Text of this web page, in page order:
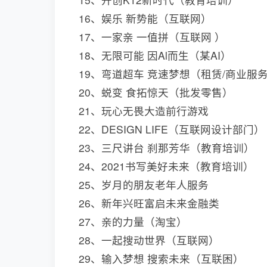
16、娱乐 新势能（互联网）
17、一家亲 一值拼（互联网 ）
18、无限可能 因Al而生（某AI）
19、弯道超车 竞速梦想（租赁/商业服
20、蜕变 食拓惊天（批发零售）
21、玩心无畏大造前行游戏
22、DESIGN LIFE（互联网设计部门）
23、三尺讲台 刹那芳华（教育培训）
24、2021书写美好未来（教育培训）
25、岁月的朋友老年人服务
26、新年兴旺富启未来金融类
27、亲的力量（淘宝）
28、一起搜动世界（互联网）
29、输入梦想 搜索未来（互联困）